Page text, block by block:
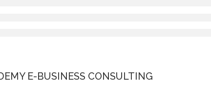
E-BUSINESS CONSULTING